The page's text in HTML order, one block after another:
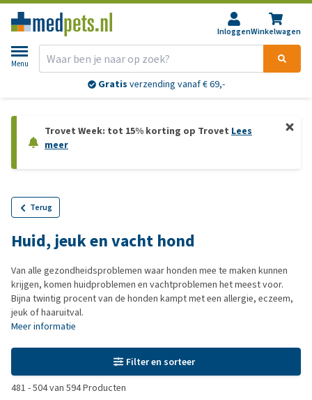
InloggenWinkelwagen
Menu
Gratis verzending vanaf € 69,-
Trovet Week: tot 15% korting op Trovet Lees
meer
Terug
Huid, jeuk en vacht hond
Van alle gezondheidsproblemen waar honden mee te maken kunnen
krijgen, komen huidproblemen en vachtproblemen het meest voor.
Bijna twintig procent van de honden kampt met een allergie, eczeem,
jeuk of haaruitval.
Meer informatie
Filter en sorteer
481 -504van 594Producten